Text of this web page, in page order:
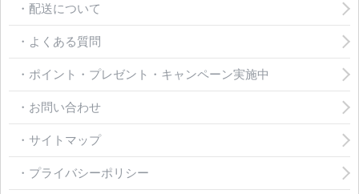
・配送について
・よくある質問
・ポイント・プレゼント・キャンペーン実施中
・お問い合わせ
・サイトマップ
・プライバシーポリシー